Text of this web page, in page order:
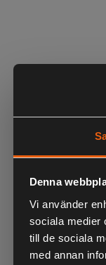
Denna
Vi använder
sociala medier
till de sociala
med annan